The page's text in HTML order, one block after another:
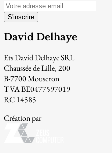
S'inscrire
David Delhaye
Ets David Delhaye SRL
Chaussée de Lille, 200
B-7700 Mouscron
TVA BE0477597019
RC 14585
Création par